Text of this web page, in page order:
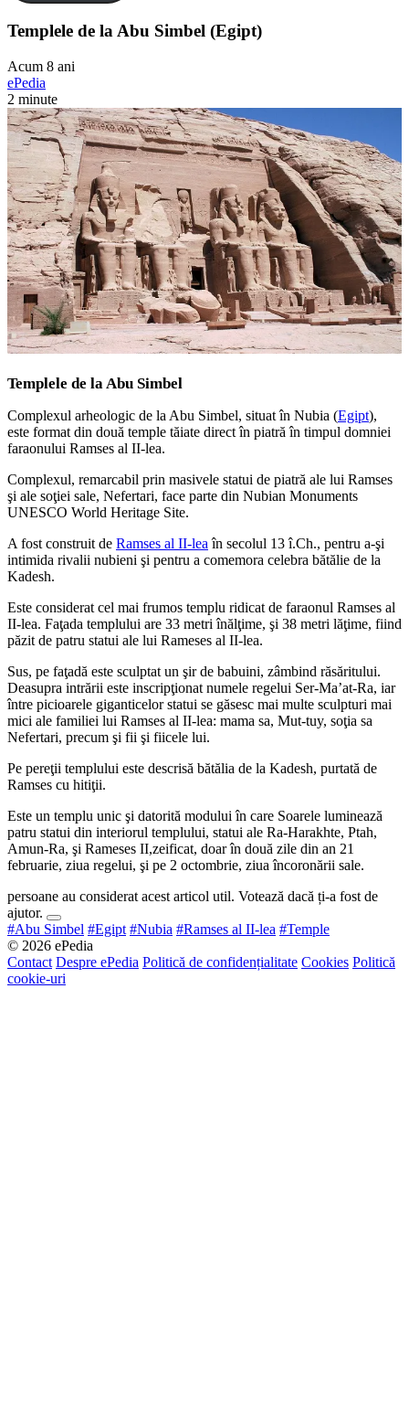
Templele de la Abu Simbel (Egipt)
Acum 8 ani
ePedia
2 minute
Templele de la Abu Simbel
Complexul arheologic de la Abu Simbel, situat în Nubia (Egipt),
este format din două temple tăiate direct în piatră în timpul domniei
faraonului Ramses al II-lea.
Complexul, remarcabil prin masivele statui de piatră ale lui Ramses
şi ale soţiei sale, Nefertari, face parte din Nubian Monuments
UNESCO World Heritage Site.
A fost construit de Ramses al II-lea în secolul 13 î.Ch., pentru a-şi
intimida rivalii nubieni şi pentru a comemora celebra bătălie de la
Kadesh.
Este considerat cel mai frumos templu ridicat de faraonul Ramses al
II-lea. Faţada templului are 33 metri înălţime, şi 38 metri lăţime, fiind
păzit de patru statui ale lui Rameses al II-lea.
Sus, pe faţadă este sculptat un şir de babuini, zâmbind răsăritului.
Deasupra intrării este inscripţionat numele regelui Ser-Ma’at-Ra, iar
între picioarele giganticelor statui se găsesc mai multe sculpturi mai
mici ale familiei lui Ramses al II-lea: mama sa, Mut-tuy, soţia sa
Nefertari, precum şi fii şi fiicele lui.
Pe pereţii templului este descrisă bătălia de la Kadesh, purtată de
Ramses cu hitiţii.
Este un templu unic şi datorită modului în care Soarele luminează
patru statui din interiorul templului, statui ale Ra-Harakhte, Ptah,
Amun-Ra, şi Rameses II,zeificat, doar în două zile din an 21
februarie, ziua regelui, şi pe 2 octombrie, ziua încoronării sale.
persoane au considerat acest articol util. Votează dacă ți-a fost de
ajutor.
#Abu Simbel #Egipt #Nubia #Ramses al II-lea #Temple
© 2026 ePedia
Contact Despre ePedia Politică de confidențialitate Cookies Politică
cookie-uri